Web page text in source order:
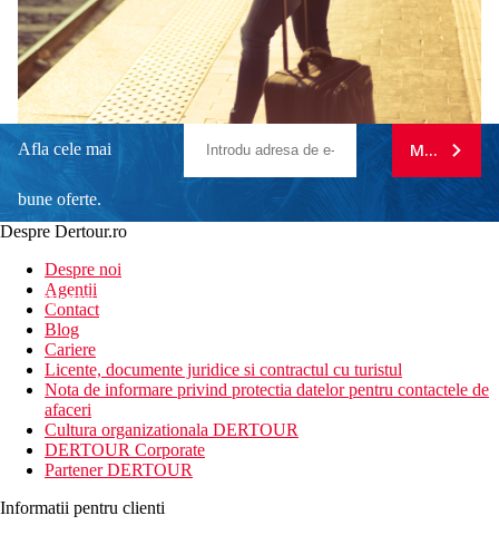
Afla cele mai
bune oferte.
newsletter!
MA
Despre Dertour.ro
Despre noi
Agentii
Contact
Blog
Cariere
Licente, documente juridice si contractul cu turistul
Nota de informare privind protectia datelor pentru contactele de
afaceri
Cultura organizationala DERTOUR
DERTOUR Corporate
Partener DERTOUR
Informatii pentru clienti